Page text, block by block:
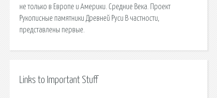
не только в Европе и Америки. Средние Века. Проект
Рукописные памятники Древней Руси В частности,
представлены первые.
Links to Important Stuff